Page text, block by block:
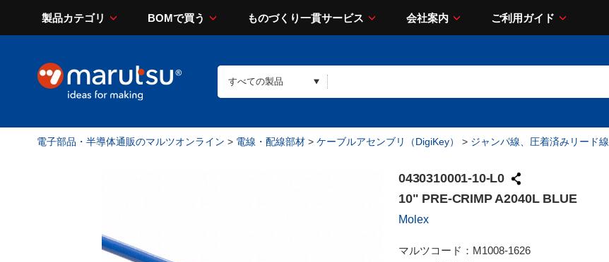
製品カテゴリ BOMで買う ものづくり一貫サービス 会社案内 ご利用ガイド
電子部品・半導体通販のマルツオンライン > 電線・配線部材 > ケーブルアセンブリ（DigiKey） > ジャンパ線、圧着済みリード線
0430310001-10-L0
10" PRE-CRIMP A2040L BLUE
Molex
マルツコード： M1008-1626